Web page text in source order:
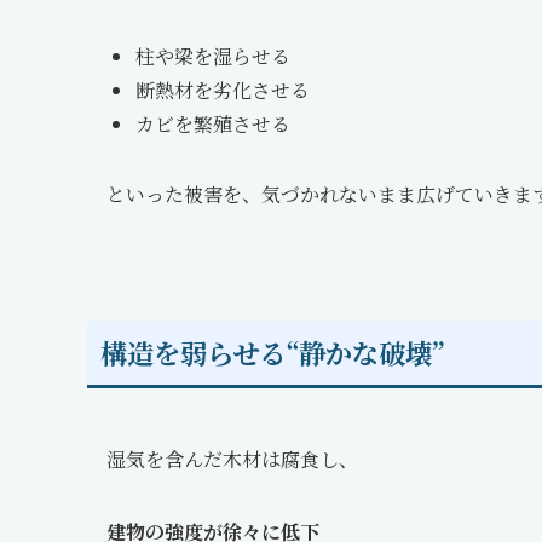
柱や梁を湿らせる
断熱材を劣化させる
カビを繁殖させる
といった被害を、気づかれないまま広げていきま
構造を弱らせる“静かな破壊”
湿気を含んだ木材は腐食し、
建物の強度が徐々に低下